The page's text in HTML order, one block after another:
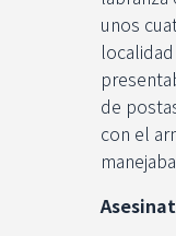
unos
de
con el
manejaba